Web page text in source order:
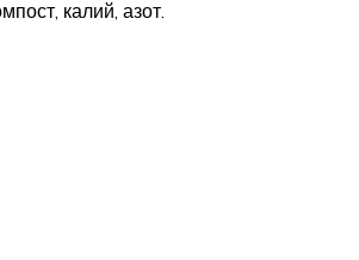
калий, азот.